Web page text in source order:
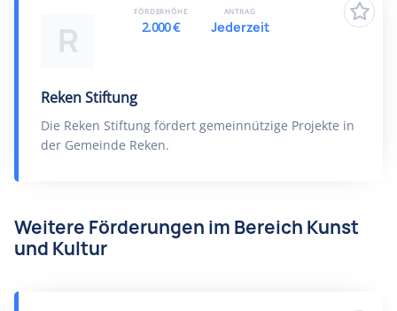
R
Reken Stiftung
Die Reken Stiftung fördert gemeinnützige Projekte in
der Gemeinde Reken.
FÖRDERHÖHE
2.000 €
ANTRAG
Jederzeit
Weitere Förderungen im Bereich Kunst
und Kultur